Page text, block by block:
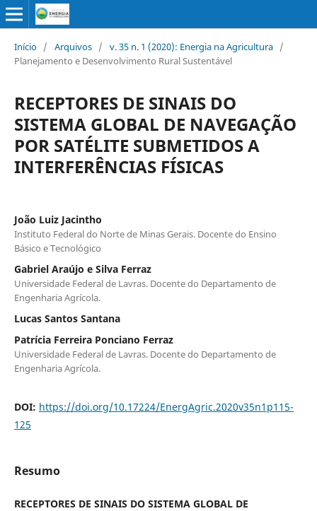
Início / Arquivos / v. 35 n. 1 (2020): Energia na Agricultura /
Planejamento e Desenvolvimento Rural Sustentável
RECEPTORES DE SINAIS DO
SISTEMA GLOBAL DE NAVEGAÇÃO
POR SATÉLITE SUBMETIDOS A
INTERFERÊNCIAS FÍSICAS
João Luiz Jacintho
Instituto Federal do Norte de Minas Gerais. Docente do Ensino
Básico e Tecnológico
Gabriel Araújo e Silva Ferraz
Universidade Federal de Lavras. Docente do Departamento de
Engenharia Agrícola.
Lucas Santos Santana
Patrícia Ferreira Ponciano Ferraz
Universidade Federal de Lavras. Docente do Departamento de
Engenharia Agrícola.
DOI: https://doi.org/10.17224/EnergAgric.2020v35n1p115-
125
Resumo
RECEPTORES DE SINAIS DO SISTEMA GLOBAL DE